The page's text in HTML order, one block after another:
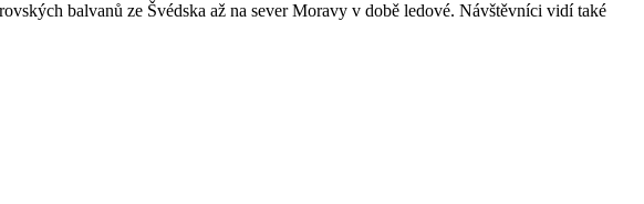
balvanů ze Švédska až na sever Moravy v době ledové. Návštěvníci vidí také